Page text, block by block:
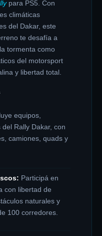
para PS5. Con
climáticas
del Dakar, este
te desafía a
tormenta como
del motorsport
y libertad total.
equipos,
Rally Dakar, con
camiones, quads y
Participá en
con libertad de
naturales y
100 corredores.